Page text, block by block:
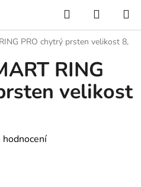
Hledat
KOŠÍK
PRO chytrý prsten velikost 8,
RING
velikost